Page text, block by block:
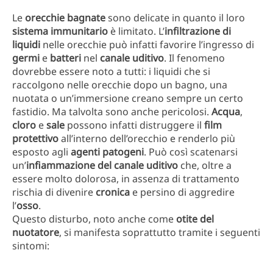
Le orecchie bagnatesono delicate in quanto il loro
sistema immunitario è limitato. L’infiltrazione di
liquidi nelle orecchie può infatti favorire l’ingresso di
germi e batteri nel canale uditivo. Il fenomeno
dovrebbe essere noto a tutti: i liquidi che si
raccolgono nelle orecchie dopo un bagno, una
nuotata o un’immersione creano sempre un certo
fastidio. Ma talvolta sono anche pericolosi. Acqua,
cloro esale possono infatti distruggere il film
protettivoall’interno dell’orecchio e renderlo più
esposto agli agenti patogeni. Può così scatenarsi
un’infiammazione del canale uditivo che, oltre a
essere molto dolorosa, in assenza di trattamento
rischia di divenire cronica e persino di aggredire
l’osso.
Questo disturbo, noto anche come otite del
nuotatore, si manifesta soprattutto tramite i seguenti
sintomi: